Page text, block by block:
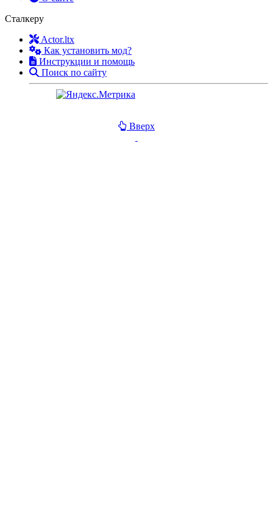
Сталкеру
Actor.ltx
Как установить мод?
Инструкции и помощь
Поиск по сайту
Вверх